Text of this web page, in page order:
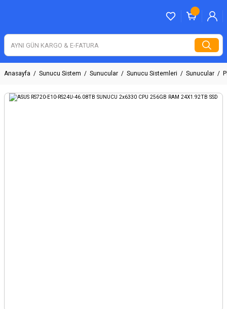
Anasayfa Sunucu Sistem Sunucular Sunucu Sistemleri Sunucular